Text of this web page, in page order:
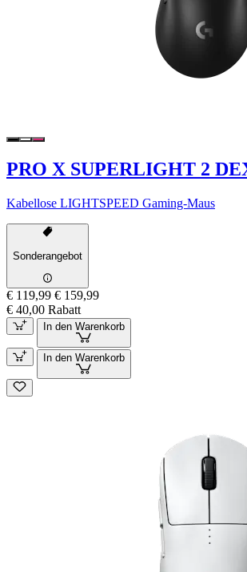
PRO X SUPERLIGHT 2
Kabellose LIGHTSPEED Gaming-Maus
Sonderangebot
€ 119,99 € 159,99
€ 40,00 Rabatt
In den Warenkorb
In den Warenkorb